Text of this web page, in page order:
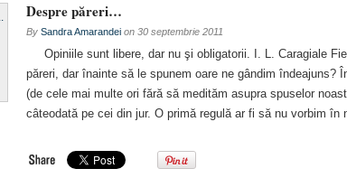
Despre păreri…
By Sandra Amarandei on 30 septembrie 2011
Opiniile sunt libere, dar nu şi obligatorii. I. L. Caragiale
păreri, dar înainte să le spunem oare ne gândim îndeajuns?
(de cele mai multe ori fără să medităm asupra spuselor
câteodată pe cei din jur. O primă regulă ar fi să nu vorbim